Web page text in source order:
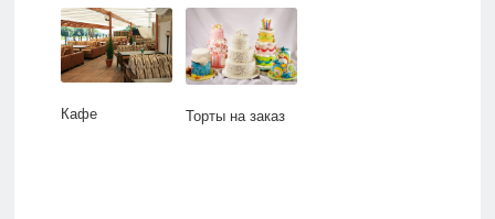
Кафе Торты на заказ